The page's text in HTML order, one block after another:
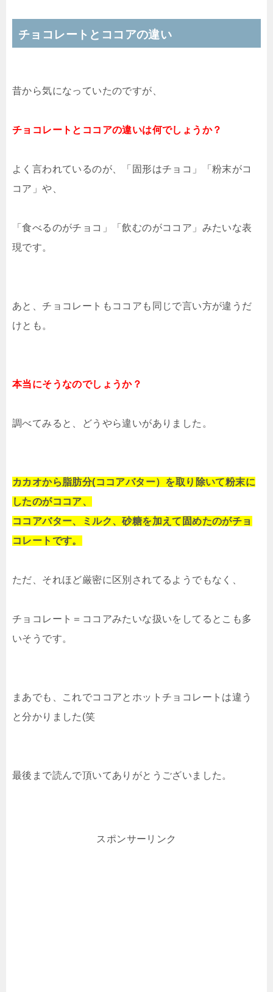
チョコレートとココアの違い
昔から気になっていたのですが、
チョコレートとココアの違いは何でしょうか？
よく言われているのが、「固形はチョコ」「粉末がコ
コア」や、
「食べるのがチョコ」「飲むのがココア」みたいな表
現です。
あと、チョコレートもココアも同じで言い方が違うだ
けとも。
本当にそうなのでしょうか？
調べてみると、どうやら違いがありました。
カカオから脂肪分(ココアバター）を取り除いて粉末に
したのがココア、
ココアバター、ミルク、砂糖を加えて固めたのがチョ
コレートです。
ただ、それほど厳密に区別されてるようでもなく、
チョコレート＝ココアみたいな扱いをしてるとこも多
いそうです。
まあでも、これでココアとホットチョコレートは違う
と分かりました(笑
最後まで読んで頂いてありがとうございました。
スポンサーリンク